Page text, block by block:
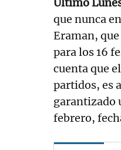
que nunca
Eraman,
para los 16
cuenta que
partidos, es
garantizado
febrero,